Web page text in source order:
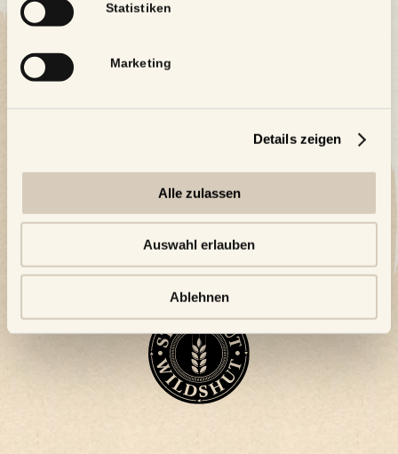
Statistiken
Marketing
Details zeigen
Alle zulassen
Auswahl erlauben
Ablehnen